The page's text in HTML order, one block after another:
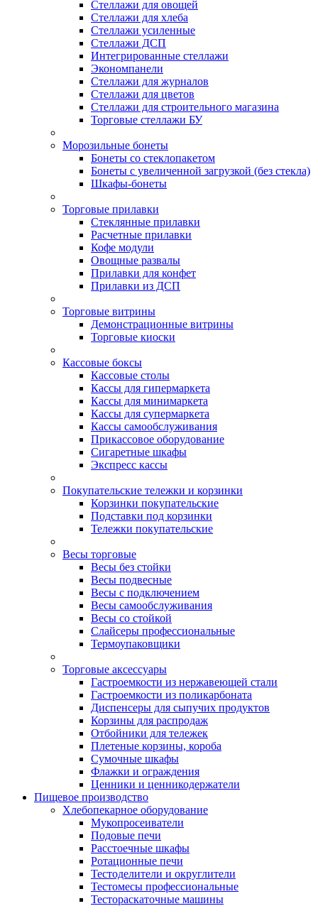
Стеллажи для овощей
Стеллажи для хлеба
Стеллажи усиленные
Стеллажи ДСП
Интегрированные стеллажи
Экономпанели
Стеллажи для журналов
Стеллажи для цветов
Стеллажи для строительного магазина
Торговые стеллажи БУ
Морозильные бонеты
Бонеты со стеклопакетом
Бонеты с увеличенной загрузкой (без стекла)
Шкафы-бонеты
Торговые прилавки
Стеклянные прилавки
Расчетные прилавки
Кофе модули
Овощные развалы
Прилавки для конфет
Прилавки из ДСП
Торговые витрины
Демонстрационные витрины
Торговые киоски
Кассовые боксы
Кассовые столы
Кассы для гипермаркета
Кассы для минимаркета
Кассы для супермаркета
Кассы самообслуживания
Прикассовое оборудование
Сигаретные шкафы
Экспресс кассы
Покупательские тележки и корзинки
Корзинки покупательские
Подставки под корзинки
Тележки покупательские
Весы торговые
Весы без стойки
Весы подвесные
Весы с подключением
Весы самообслуживания
Весы со стойкой
Слайсеры профессиональные
Термоупаковщики
Торговые аксессуары
Гастроемкости из нержавеющей стали
Гастроемкости из поликарбоната
Диспенсеры для сыпучих продуктов
Корзины для распродаж
Отбойники для тележек
Плетеные корзины, короба
Сумочные шкафы
Флажки и ограждения
Ценники и ценникодержатели
Пищевое производство
Хлебопекарное оборудование
Мукопросеиватели
Подовые печи
Расстоечные шкафы
Ротационные печи
Тестоделители и округлители
Тестомесы профессиональные
Тестораскаточные машины